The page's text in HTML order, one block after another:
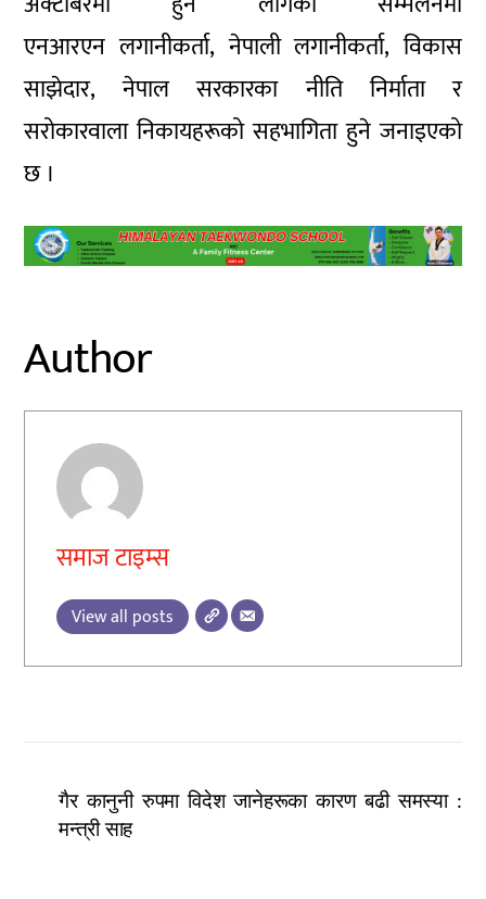
एनआरएन लगानीकर्ता, नेपाली लगानीकर्ता, विकास
साझेदार, नेपाल सरकारका नीति निर्माता र
सरोकारवाला निकायहरूको सहभागिता हुने जनाइएको
छ ।
Author
समाज टाइम्स
View all posts
गैर कानुनी रुपमा विदेश जानेहरूका कारण बढी समस्या :
मन्त्री साह